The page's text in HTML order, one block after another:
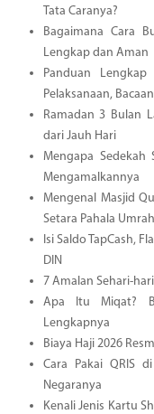
Tata Caranya?
Bagaimana Cara
Lengkap dan Aman
Panduan
Pelaksanaan,
Ramadan 3 Bulan
dari Jauh Hari
Mengapa
Mengamalkannya
Mengenal Masjid
Setara Pahala Umrah
Isi Saldo TapCash,
DIN
7 Amalan Sehari-
Apa Itu Miqat?
Lengkapnya
Biaya Haji 2026
Cara Pakai QRIS
Negaranya
Kenali Jenis Kartu